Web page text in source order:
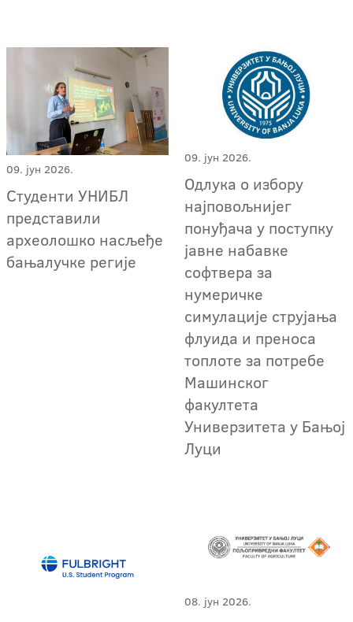
09. јун 2026.
Студенти УНИБЛ
представили
археолошко насљеђе
бањалучке регије
09. јун 2026.
Одлука о избору
најповољнијег
понуђача у поступку
јавне набавке
софтвера за
нумеричке
симулације струјања
флуида и преноса
топлоте за потребе
Машинског
факултета
Универзитета у Бањој
Луци
08. јун 2026.